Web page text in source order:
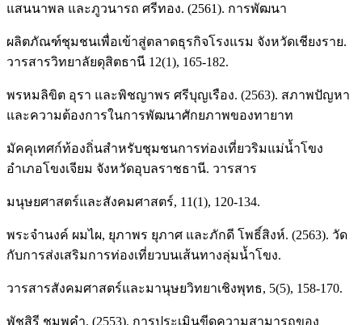
แสนนาพล และภูวนารถ ศรีทอง. (2561). การพัฒนา
ผลิตภัณฑ์ชุมชนเพื่อเข้าสู่ตลาดธุรกิจโรงแรม จังหวัดเชียงราย.
วารสารวิทยาลัยดุสิตธานี 12(1), 165-182.
พรหมลิขิต อุรา และพิชญาพร ศรีบุญเรือง. (2563). สภาพปัญหา
และความต้องการในการพัฒนาศักยภาพของทายาท
มัคคุเทศก์ท้องถิ่นสำหรับชุมชนการท่องเที่ยวริมแม่น้ำโขง
อำเภอโขงเจียม จังหวัดอุบลราชธานี. วารสาร
มนุษยศาสตร์และสังคมศาสตร์, 11(1), 120-134.
พระจำนงค์ ผมไผ, ยุภาพร ยุภาศ และภักดี โพธิ์สิงห์. (2563). วัด
กับการส่งเสริมการท่องเที่ยวบนเส้นทางลุ่มน้ำโขง.
วารสารสังคมศาสตร์และมานุษยวิทยาเชิงพุทธ, 5(5), 158-170.
พัชสิรี ชมพูคำ. (2553). การประเมินขีดความสามารถของ